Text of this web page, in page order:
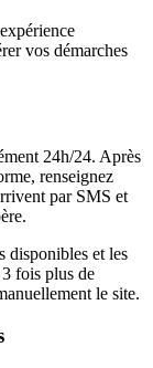
vos démarches
24h/24. Après
renseignez
par SMS et
disponibles et les
fois plus de
le site.